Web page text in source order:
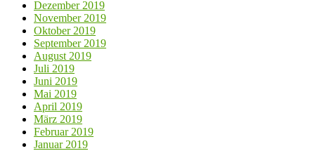
Dezember 2019
November 2019
Oktober 2019
September 2019
August 2019
Juli 2019
Juni 2019
Mai 2019
April 2019
März 2019
Februar 2019
Januar 2019